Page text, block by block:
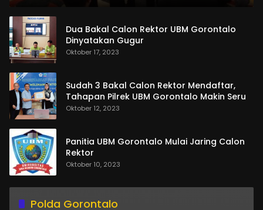
Dua Bakal Calon Rektor UBM Gorontalo
Dinyatakan Gugur
Oktober 17, 2023
Sudah 3 Bakal Calon Rektor Mendaftar,
Tahapan Pilrek UBM Gorontalo Makin Seru
Oktober 12, 2023
Panitia UBM Gorontalo Mulai Jaring Calon
Rektor
Oktober 10, 2023
Polda Gorontalo